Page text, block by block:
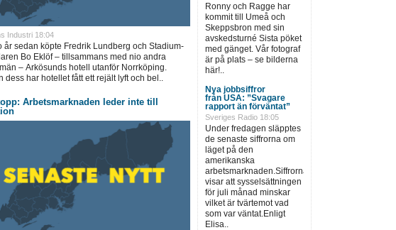
Industri 18:04
år sedan köpte Fredrik Lundberg och Stadium-
Bo Eklöf – tillsammans med nio andra
– Arkösunds hotell utanför Norrköping.
dess har hotellet fått ett rejält lyft och bel..
Arbetsmarknaden leder inte till
Ronny och Ragge har
kommit till Umeå och
Skeppsbron med sin
avskedsturné Sista pöket
med gänget. Vår fotograf
är på plats – se bilderna
här!..
Nya jobbsiffror
från USA: ”Svagare
rapport än förväntat”
Sveriges Radio 18:05
Under fredagen släpptes
de senaste siffrorna om
läget på den
amerikanska
arbetsmarknaden.Siffrorna
visar att sysselsättningen
för juli månad minskar
vilket är tvärtemot vad
som var väntat.Enligt
Elisa..